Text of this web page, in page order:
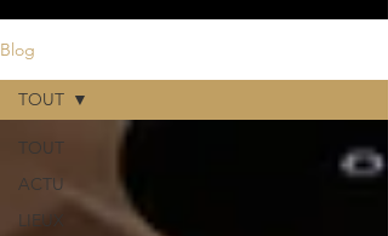
Blog
TOUT
ACTU
LIEUX
TOUT